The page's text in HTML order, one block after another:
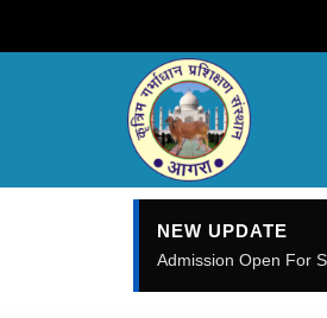
NEW UPDATE
Admission Open For